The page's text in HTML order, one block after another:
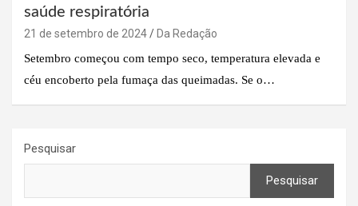
saúde respiratória
21 de setembro de 2024
Da Redação
Setembro começou com tempo seco, temperatura elevada e
céu encoberto pela fumaça das queimadas. Se o…
Pesquisar
Pesquisar